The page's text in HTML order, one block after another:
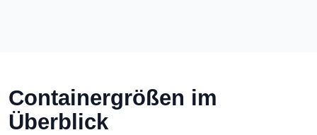
Containergrößen im
Überblick